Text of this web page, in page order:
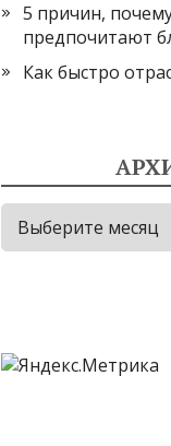
5 причин,
предпочитают
Как быстро
Архивы